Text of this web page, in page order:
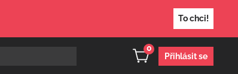
To chci!
0
Přihlásit se